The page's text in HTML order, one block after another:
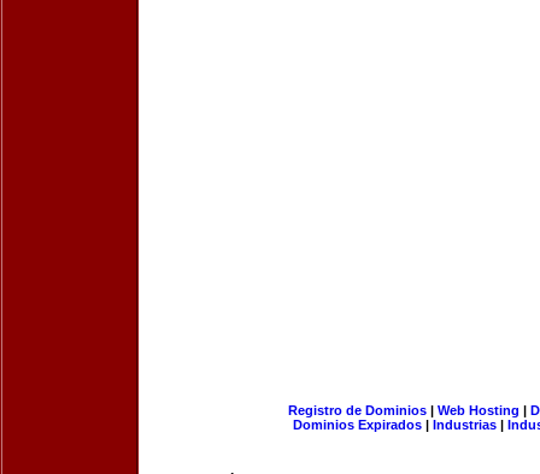
Registro de Dominios| Web Hosting |
Dominios Expirados | Industrias |